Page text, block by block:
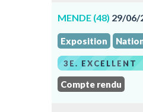
MENDE (48) 29/06/
Exposition
3E. EXCELLENT
Compte rendu